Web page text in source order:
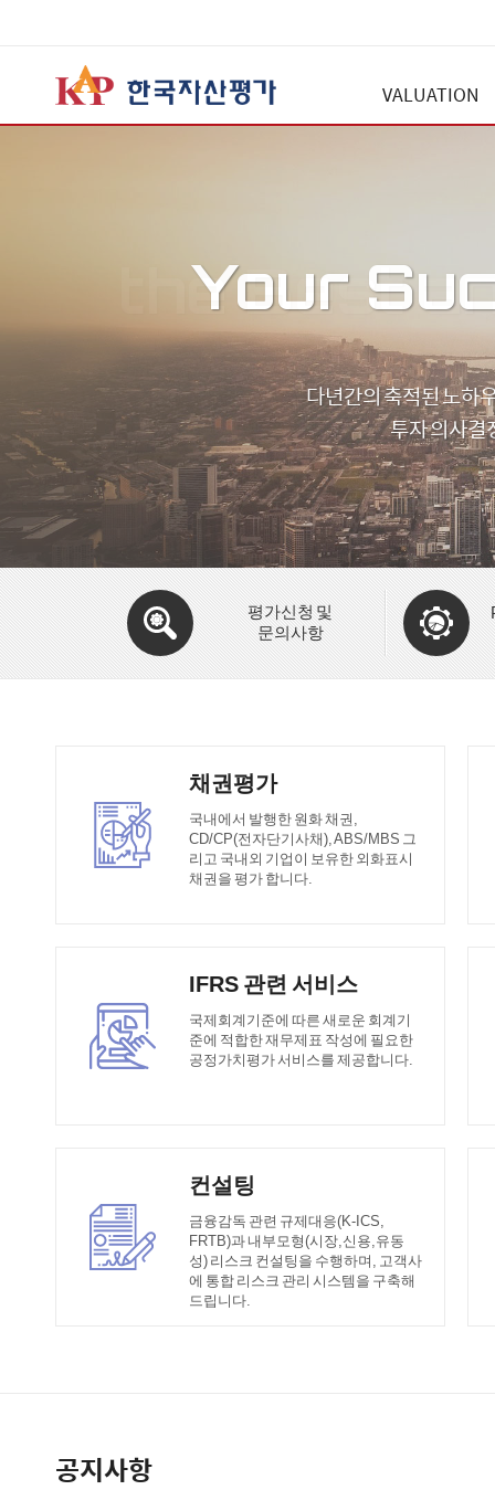
VALUATION
the Best
2000년 설립 이후
850여개의 금융기
Your
다년간의 축적된 노하
투자 의사결
평가신청 및
문의사항
채권평가
국내에서 발행한 원화 채권,
CD/CP(전자단기사채), ABS/MBS 그
리고 국내외 기업이 보유한 외화표시
채권을 평가 합니다.
IFRS 관련 서비스
국제회계기준에 따른 새로운 회계기
준에 적합한 재무제표 작성에 필요한
공정가치평가 서비스를 제공합니다.
컨설팅
금융감독 관련 규제대응(K-ICS,
FRTB)과 내부모형(시장,신용,유동
성) 리스크 컨설팅을 수행하며, 고객사
에 통합 리스크 관리 시스템을 구축해
드립니다.
공지사항